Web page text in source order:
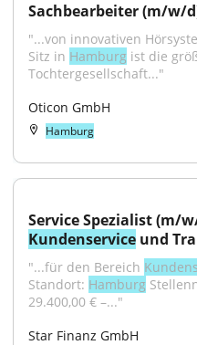
Sachbearbeiter (m/w/
"...von innovativen
Sitz in Hamburg ist die
Tochtergesellschaft..."
Oticon GmbH
Hamburg
Kundenservice und
"...für den Bereich
Standort: Hamburg
29.400,00 € –..."
Star Finanz GmbH